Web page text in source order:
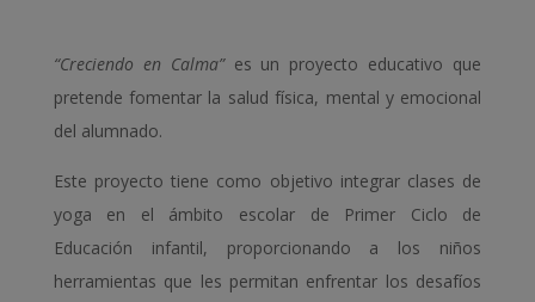
“Creciendo en Calma”es un proyecto educativo que
pretende fomentar la salud física, mental y emocional
del alumnado.
Este proyecto tiene como objetivo integrar clases de
yoga en el ámbito escolar de Primer Ciclo de
Educación infantil, proporcionando a los niños
herramientas que les permitan enfrentar los desafíos